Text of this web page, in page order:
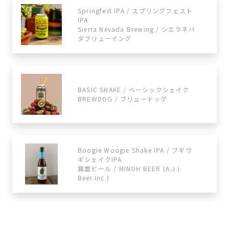
Springfest IPA / スプリングフェスト
IPA
Sierra Nevada Brewing / シエラネバ
ダブリューイング
BASIC SHAKE / ベーシックシェイク
BREWDOG / ブリュードッグ
Boogie Woogie Shake IPA / ブギウ
ギシェイクIPA
箕面ビール / MINOH BEER (A.J.I.
Beer Inc.)